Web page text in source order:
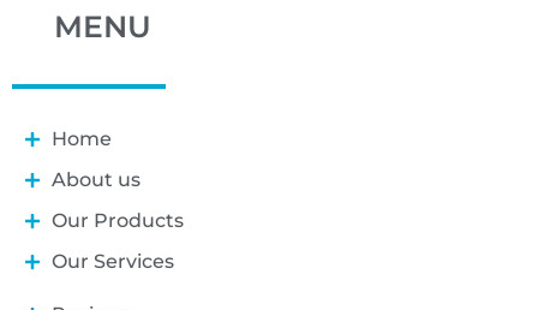
MENU
Home
About us
Our Products
Our Services